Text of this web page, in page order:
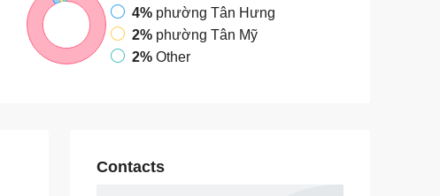
4% phường Tân Hưng
2% phường Tân Mỹ
2% Other
Contacts